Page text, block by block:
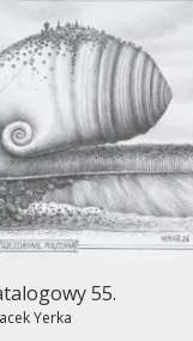
55.
Yerka